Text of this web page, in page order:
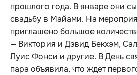
прошлого года. В январе они
свадьбу в Майами. На
приглашено большое
— Виктория и Дэвид Бекхэм,
Луис Фонси и другие. В День
пара объявила, что ждет